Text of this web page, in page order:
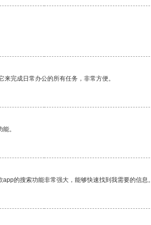
完成日常办公的所有任务，非常方便。
。
的搜索功能非常强大，能够快速找到我需要的信息。